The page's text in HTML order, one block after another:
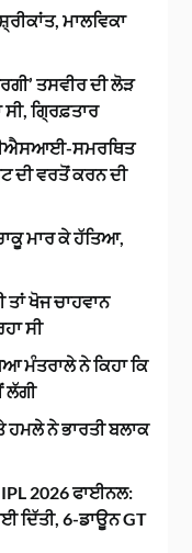
ਮਾਲਵਿਕਾ
ਤਸਵੀਰ ਦੀ ਲੋੜ
ਗ੍ਰਿਫ਼ਤਾਰ
ਸਮਰਥਿਤ
ਦੀ ਵਰਤੋਂ ਕਰਨ ਦੀ
ਮਾਰ ਕੇ ਹੱਤਿਆ,
ਖੋਜ ਚਾਹਵਾਨ
ਸੀ
ਮੰਤਰਾਲੇ ਨੇ ਕਿਹਾ ਕਿ
ਲੱਗੀ
ਹਮਲੇ ਨੇ ਭਾਰਤੀ ਬਲਾਕ
2026 ਫਾਈਨਲ:
ਦਿੱਤੀ, 6-ਡਾਊਨ GT